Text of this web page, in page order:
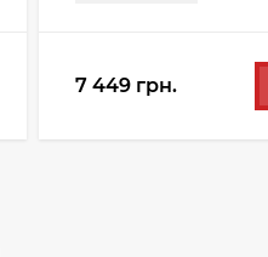
7 449 грн.